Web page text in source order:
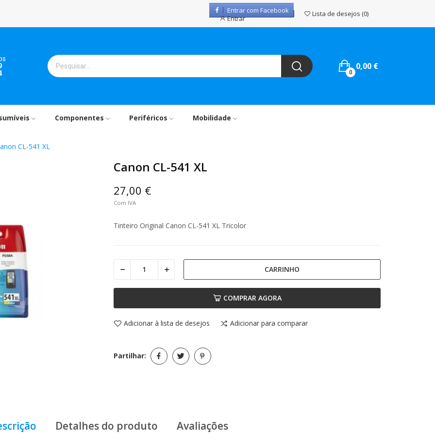
Entrar com Facebook
Entrar
Lista de desejos 0
0,00 €
0
Componentes Periféricos Mobilidade
CL-541 XL
Canon CL-541 XL
27,00 €
Com IVA
Tinteiro Original Canon CL-541 XL Tricolor
CARRINHO
COMPRAR AGORA
Adicionar à lista de desejos Adicionar para comparar
Partilhar:
Detalhes do produto Avaliações